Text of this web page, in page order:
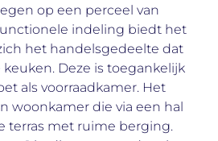
op een perceel van
indeling biedt het
het handelsgedeelte dat
Deze is toegankelijk
als voorraadkamer. Het
woonkamer die via een hal
terras met ruime berging.